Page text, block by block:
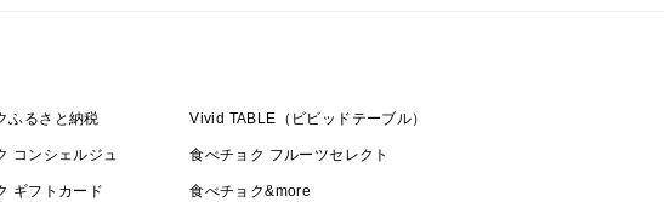
ふるさと納税 Vivid TABLE（ビビッドテーブル）
コンシェルジュ 食べチョク フルーツセレクト
ギフトカード 食べチョク&more